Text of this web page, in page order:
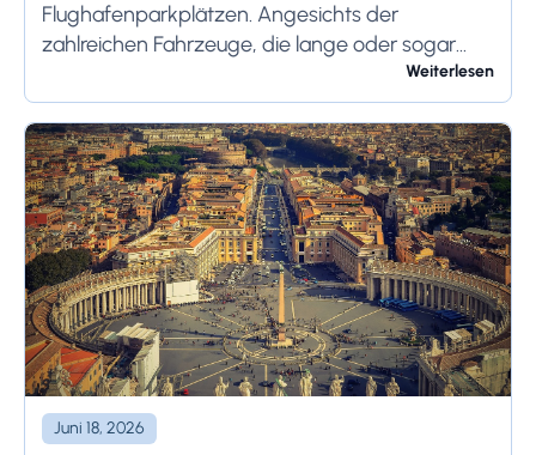
Flughafenparkplätzen. Angesichts der
zahlreichen Fahrzeuge, die lange oder sogar
wochenlang auf dem Flughafengelände
verbleiben, sollten die bodenseitigen
Begrenzungen angemessen berücksichtigt
werden, um schwerwiegende Folgen zu...
Weiterlesen
Juni 18, 2026